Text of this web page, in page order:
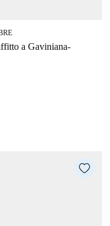
a Gaviniana-